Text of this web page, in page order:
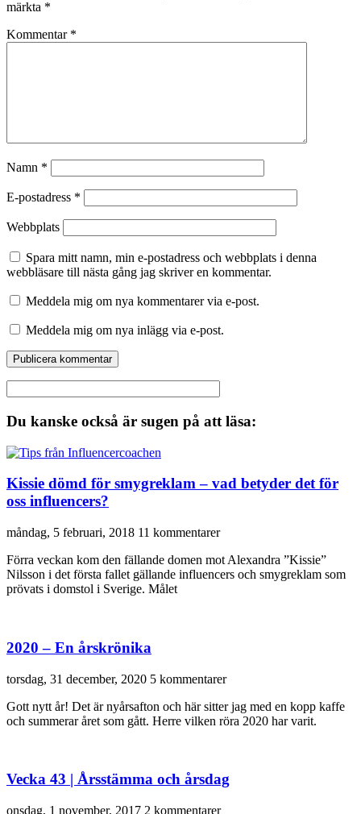
märkta *
Kommentar *
Namn *
E-postadress *
Webbplats
Spara mitt namn, min e-postadress och webbplats i denna
webbläsare till nästa gång jag skriver en kommentar.
Meddela mig om nya kommentarer via e-post.
Meddela mig om nya inlägg via e-post.
Du kanske också är sugen på att läsa:
Kissie dömd för smygreklam – vad betyder det för
oss influencers?
måndag, 5 februari, 2018 11 kommentarer
Förra veckan kom den fällande domen mot Alexandra ”Kissie”
Nilsson i det första fallet gällande influencers och smygreklam som
prövats i domstol i Sverige. Målet
2020 – En årskrönika
torsdag, 31 december, 2020 5 kommentarer
Gott nytt år! Det är nyårsafton och här sitter jag med en kopp kaffe
och summerar året som gått. Herre vilken röra 2020 har varit.
Vecka 43 | Årsstämma och årsdag
onsdag, 1 november, 2017 2 kommentarer